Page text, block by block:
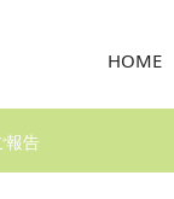
HOME
報告